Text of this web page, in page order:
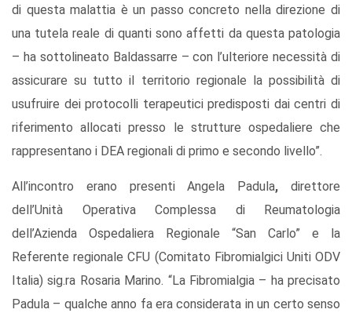
di questa malattia è un passo concreto nella direzione di
una tutela reale di quanti sono affetti da questa patologia
– ha sottolineato Baldassarre – con l’ulteriore necessità di
assicurare su tutto il territorio regionale la possibilità di
usufruire dei protocolli terapeutici predisposti dai centri di
riferimento allocati presso le strutture ospedaliere che
rappresentano i DEA regionali di primo e secondo livello”.
All’incontro erano presenti Angela Padula, direttore
dell’Unità Operativa Complessa di Reumatologia
dell’Azienda Ospedaliera Regionale “San Carlo” e la
Referente regionale CFU (Comitato Fibromialgici Uniti ODV
Italia) sig.ra Rosaria Marino. “La Fibromialgia – ha precisato
Padula – qualche anno fa era considerata in un certo senso